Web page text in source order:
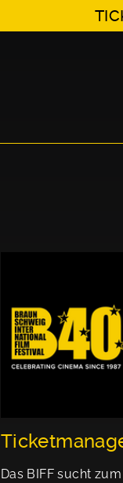
Das BIFF sucht